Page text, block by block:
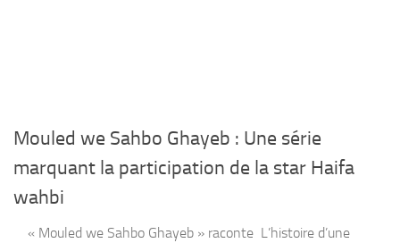
Mouled we Sahbo Ghayeb : Une série
marquant la participation de la star Haifa
wahbi
« Mouled we Sahbo Ghayeb » raconte L’histoire d’une